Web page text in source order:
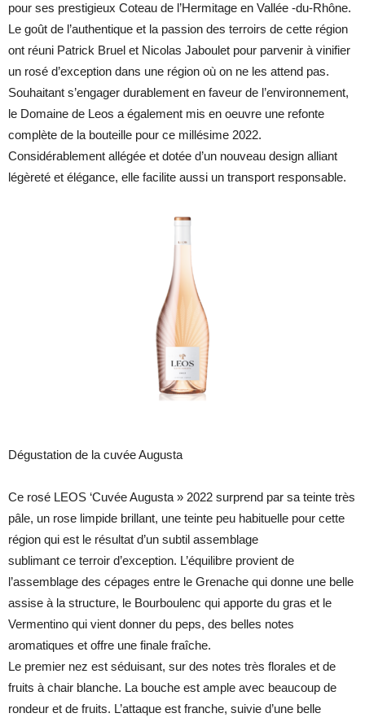
pour ses prestigieux Coteau de l’Hermitage en Vallée -du-Rhône.
Le goût de l’authentique et la passion des terroirs de cette région
ont réuni Patrick Bruel et Nicolas Jaboulet pour parvenir à vinifier
un rosé d’exception dans une région où on ne les attend pas.
Souhaitant s’engager durablement en faveur de l’environnement,
le Domaine de Leos a également mis en oeuvre une refonte
complète de la bouteille pour ce millésime 2022.
Considérablement allégée et dotée d’un nouveau design alliant
légèreté et élégance, elle facilite aussi un transport responsable.
Dégustation de la cuvée Augusta
Ce rosé LEOS ‘Cuvée Augusta » 2022 surprend par sa teinte très
pâle, un rose limpide brillant, une teinte peu habituelle pour cette
région qui est le résultat d’un subtil assemblage
sublimant ce terroir d’exception. L’équilibre provient de
l’assemblage des cépages entre le Grenache qui donne une belle
assise à la structure, le Bourboulenc qui apporte du gras et le
Vermentino qui vient donner du peps, des belles notes
aromatiques et offre une finale fraîche.
Le premier nez est séduisant, sur des notes très florales et de
fruits à chair blanche. La bouche est ample avec beaucoup de
rondeur et de fruits. L’attaque est franche, suivie d’une belle